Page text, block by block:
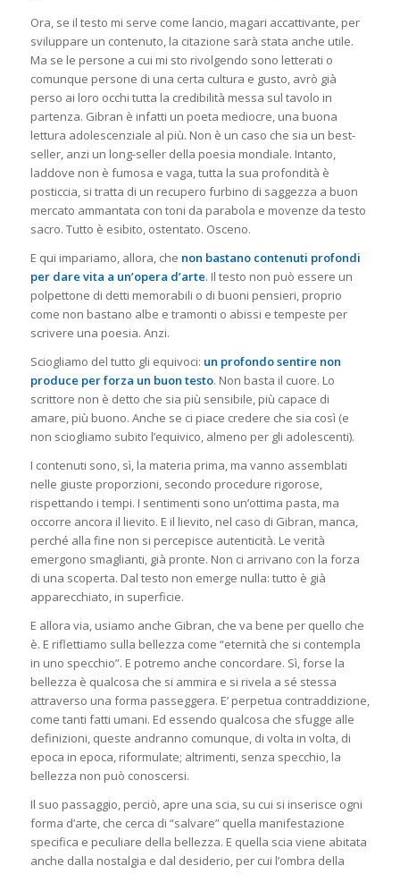
Ora, se il testo mi serve come lancio, magari accattivante, per
sviluppare un contenuto, la citazione sarà stata anche utile.
Ma se le persone a cui mi sto rivolgendo sono letterati o
comunque persone di una certa cultura e gusto, avrò già
perso ai loro occhi tutta la credibilità messa sul tavolo in
partenza. Gibran è infatti un poeta mediocre, una buona
lettura adolescenziale al più. Non è un caso che sia un best-
seller, anzi un long-seller della poesia mondiale. Intanto,
laddove non è fumosa e vaga, tutta la sua profondità è
posticcia, si tratta di un recupero furbino di saggezza a buon
mercato ammantata con toni da parabola e movenze da testo
sacro. Tutto è esibito, ostentato. Osceno.
E qui impariamo, allora, che non bastano contenuti profondi
per dare vita a un’opera d’arte. Il testo non può essere un
polpettone di detti memorabili o di buoni pensieri, proprio
come non bastano albe e tramonti o abissi e tempeste per
scrivere una poesia. Anzi.
Sciogliamo del tutto gli equivoci: un profondo sentire non
produce per forza un buon testo. Non basta il cuore. Lo
scrittore non è detto che sia più sensibile, più capace di
amare, più buono. Anche se ci piace credere che sia così (e
non sciogliamo subito l’equivico, almeno per gli adolescenti).
I contenuti sono, sì, la materia prima, ma vanno assemblati
nelle giuste proporzioni, secondo procedure rigorose,
rispettando i tempi. I sentimenti sono un’ottima pasta, ma
occorre ancora il lievito. E il lievito, nel caso di Gibran, manca,
perché alla fine non si percepisce autenticità. Le verità
emergono smaglianti, già pronte. Non ci arrivano con la forza
di una scoperta. Dal testo non emerge nulla: tutto è già
apparecchiato, in superficie.
E allora via, usiamo anche Gibran, che va bene per quello che
è. E riflettiamo sulla bellezza come “eternità che si contempla
in uno specchio”. E potremo anche concordare. Sì, forse la
bellezza è qualcosa che si ammira e si rivela a sé stessa
attraverso una forma passeggera. E’ perpetua contraddizione,
come tanti fatti umani. Ed essendo qualcosa che sfugge alle
definizioni, queste andranno comunque, di volta in volta, di
epoca in epoca, riformulate; altrimenti, senza specchio, la
bellezza non può conoscersi.
Il suo passaggio, perciò, apre una scia, su cui si inserisce ogni
forma d’arte, che cerca di “salvare” quella manifestazione
specifica e peculiare della bellezza. E quella scia viene abitata
anche dalla nostalgia e dal desiderio, per cui l’ombra della